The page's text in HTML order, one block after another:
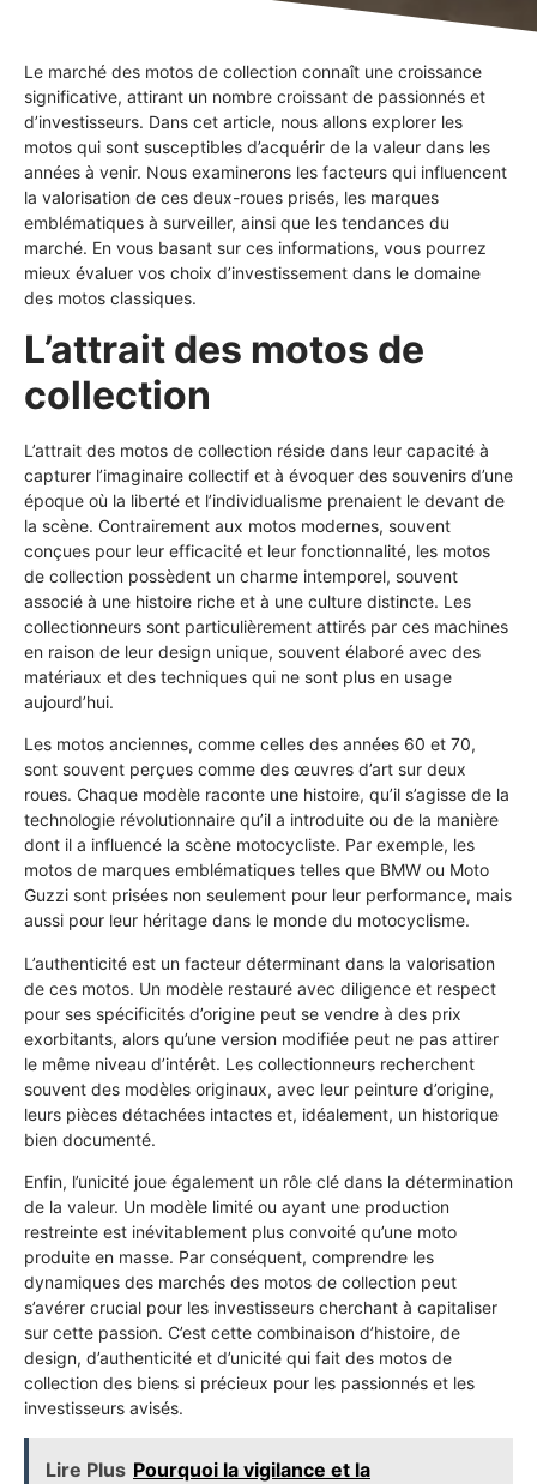
Le marché des motos de collection connaît une croissance
significative, attirant un nombre croissant de passionnés et
d’investisseurs. Dans cet article, nous allons explorer les
motos qui sont susceptibles d’acquérir de la valeur dans les
années à venir. Nous examinerons les facteurs qui influencent
la valorisation de ces deux-roues prisés, les marques
emblématiques à surveiller, ainsi que les tendances du
marché. En vous basant sur ces informations, vous pourrez
mieux évaluer vos choix d’investissement dans le domaine
des motos classiques.
L’attrait des motos de
collection
L’attrait des motos de collection réside dans leur capacité à
capturer l’imaginaire collectif et à évoquer des souvenirs d’une
époque où la liberté et l’individualisme prenaient le devant de
la scène. Contrairement aux motos modernes, souvent
conçues pour leur efficacité et leur fonctionnalité, les motos
de collection possèdent un charme intemporel, souvent
associé à une histoire riche et à une culture distincte. Les
collectionneurs sont particulièrement attirés par ces machines
en raison de leur design unique, souvent élaboré avec des
matériaux et des techniques qui ne sont plus en usage
aujourd’hui.
Les motos anciennes, comme celles des années 60 et 70,
sont souvent perçues comme des œuvres d’art sur deux
roues. Chaque modèle raconte une histoire, qu’il s’agisse de la
technologie révolutionnaire qu’il a introduite ou de la manière
dont il a influencé la scène motocycliste. Par exemple, les
motos de marques emblématiques telles que BMW ou Moto
Guzzi sont prisées non seulement pour leur performance, mais
aussi pour leur héritage dans le monde du motocyclisme.
L’authenticité est un facteur déterminant dans la valorisation
de ces motos. Un modèle restauré avec diligence et respect
pour ses spécificités d’origine peut se vendre à des prix
exorbitants, alors qu’une version modifiée peut ne pas attirer
le même niveau d’intérêt. Les collectionneurs recherchent
souvent des modèles originaux, avec leur peinture d’origine,
leurs pièces détachées intactes et, idéalement, un historique
bien documenté.
Enfin, l’unicité joue également un rôle clé dans la détermination
de la valeur. Un modèle limité ou ayant une production
restreinte est inévitablement plus convoité qu’une moto
produite en masse. Par conséquent, comprendre les
dynamiques des marchés des motos de collection peut
s’avérer crucial pour les investisseurs cherchant à capitaliser
sur cette passion. C’est cette combinaison d’histoire, de
design, d’authenticité et d’unicité qui fait des motos de
collection des biens si précieux pour les passionnés et les
investisseurs avisés.
Lire Plus Pourquoi la vigilance et la